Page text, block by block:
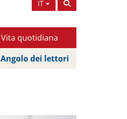
IT
Vita quotidiana
Angolo dei lettori